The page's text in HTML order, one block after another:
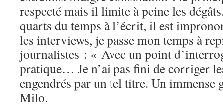
respecté mais il limite à peine les
quarts du temps à l’écrit, il est
les interviews, je passe mon temps à
journalistes : « Avec un point
pratique… Je n’ai pas fini de corriger
engendrés par un tel titre. Un immense
Milo.